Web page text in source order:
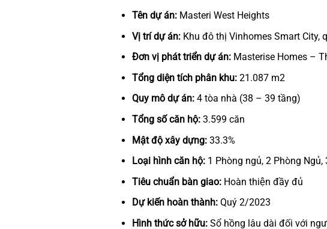
Tên dự án: Masteri West Heights
Vị trí dự án: Khu đô thị Vinhomes Smart City,
Đơn vị phát triển dự án: Masterise Homes –
Tổng diện tích phân khu: 21.087 m2
Quy mô dự án: 4 tòa nhà (38 – 39 tầng)
Tổng số căn hộ: 3.599 căn
Mật độ xây dựng: 33.3%
Loại hình căn hộ: 1 Phòng ngủ, 2 Phòng
Tiêu chuẩn bàn giao: Hoàn thiện đầy đủ
Dự kiến hoàn thành: Quý 2/2023
Hình thức sở hữu: Sổ hồng lâu dài đối với